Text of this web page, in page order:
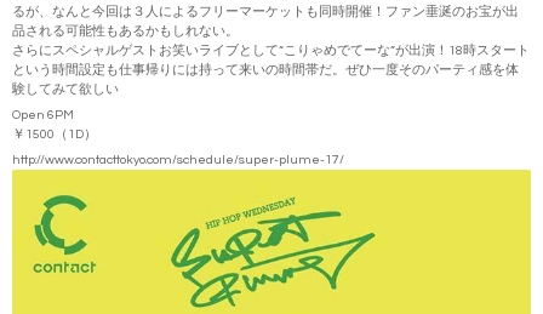
るが、なんと今回は３人によるフリーマーケットも同時開催！ファン垂涎のお宝が出
品される可能性もあるかもしれない。
さらにスペシャルゲストお笑いライブとして”こりゃめでてーな”が出演！18時スタート
という時間設定も仕事帰りには持って来いの時間帯だ。ぜひ一度そのパーティ感を体
験してみて欲しい
Open 6PM
￥1500（1D）
http://www.contacttokyo.com/schedule/super-plume-17/